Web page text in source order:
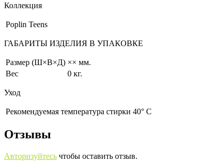
Коллекция
Poplin Teens
ГАБАРИТЫ ИЗДЕЛИЯ В УПАКОВКЕ
Размер (Ш×В×Д) ×× мм.
Вес
0 кг.
Уход
Рекомендуемая температура стирки 40° С
Отзывы
Авторизуйтесь чтобы оставить отзыв.